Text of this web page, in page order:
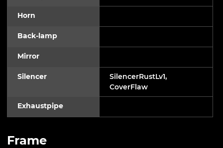
Horn
Back-lamp
Mirror
Silencer
SilencerRustLv1,
CoverFlaw
Exhaustpipe
Frame